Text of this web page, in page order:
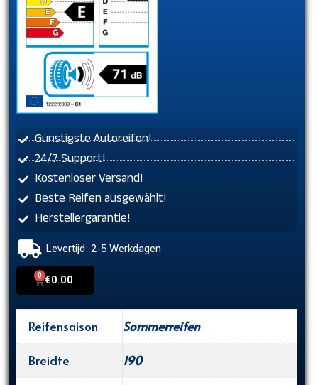
Günstigste Autoreifen!
24/7 Support!
Kostenloser Versand!
Beste Reifen ausgewählt!
Herstellergarantie!
Levertijd: 2-5 Werkdagen
€0.00
0
Cart
Reifensaison
Sommerreifen
Breidte
190